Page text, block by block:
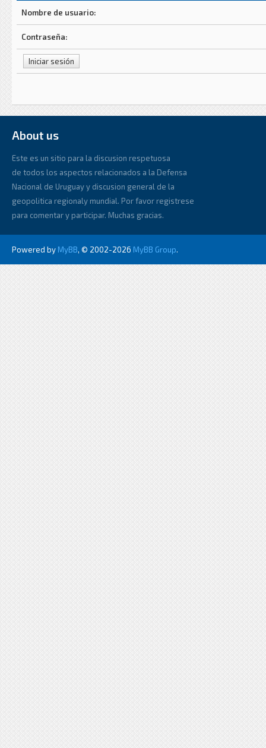
Nombre de usuario:
Contraseña:
About us
Este es un sitio para la discusion respetuosa
de todos los aspectos relacionados a la Defensa
Nacional de Uruguay y discusion general de la
geopolitica regionaly mundial. Por favor registrese
para comentar y participar. Muchas gracias.
Powered by MyBB, © 2002-2026 MyBB Group.